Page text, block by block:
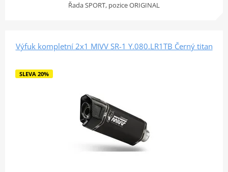
Řada SPORT, pozice ORIGINAL
Výfuk kompletní 2x1 MIVV SR-1 Y.080.LR1TB Černý titan
SLEVA 20%